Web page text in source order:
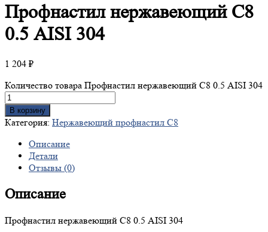
Профнастилнержавеющий С8
0.5 AISI 304
1 204 ₽
Количество товара Профнастил нержавеющий С8 0.5 AISI 304
В корзину
Категория: Нержавеющий профнастил С8
Описание
Детали
Отзывы (0)
Описание
Профнастил нержавеющий С8 0.5 AISI 304